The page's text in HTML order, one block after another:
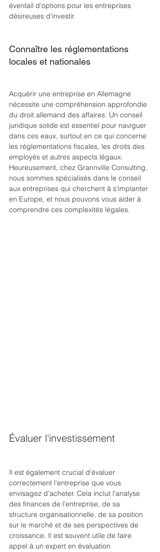
éventail d'options pour les entreprises
désireuses d'investir.
Connaître les réglementations
locales et nationales
Acquérir une entreprise en Allemagne
nécessite une compréhension approfondie
du droit allemand des affaires. Un conseil
juridique solide est essentiel pour naviguer
dans ces eaux, surtout en ce qui concerne
les réglementations fiscales, les droits des
employés et autres aspects légaux.
Heureusement, chez Grannville Consulting,
nous sommes spécialisés dans le conseil
aux entreprises qui cherchent à s'implanter
en Europe, et nous pouvons vous aider à
comprendre ces complexités légales.
Évaluer l'investissement
Il est également crucial d'évaluer
correctement l'entreprise que vous
envisagez d'acheter. Cela inclut l'analyse
des finances de l'entreprise, de sa
structure organisationnelle, de sa position
sur le marché et de ses perspectives de
croissance. Il est souvent utile de faire
appel à un expert en évaluation